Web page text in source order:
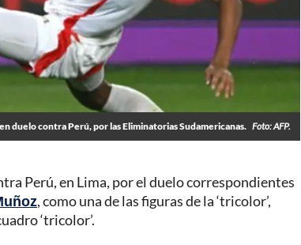
duelo contra Perú, por las Eliminatorias Sudamericanas. Foto: AFP.
Perú, en Lima, por el duelo correspondientes
, como una de las figuras de la ‘tricolor’,
‘tricolor’.